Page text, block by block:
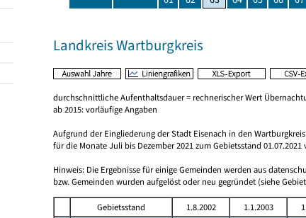
Landkreis Wartburgkreis
durchschnittliche Aufenthaltsdauer = rechnerischer Wert
ab 2015: vorläufige Angaben
Aufgrund der Eingliederung der Stadt Eisenach in den
für die Monate Juli bis Dezember 2021 zum Gebietsstand
Hinweis: Die Ergebnisse für einige Gemeinden werden aus
bzw. Gemeinden wurden aufgelöst oder neu gegründet (siehe
Gebietsstand 1.8.2002 1.1.2003